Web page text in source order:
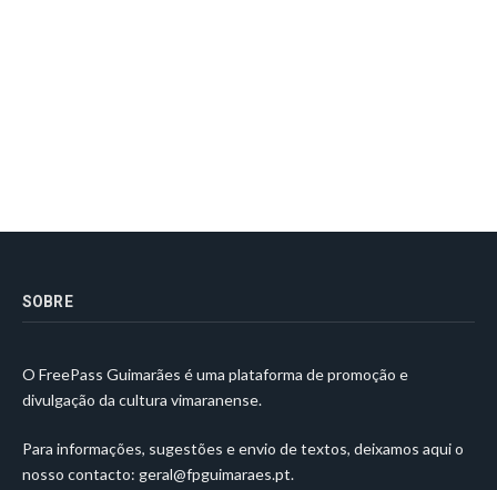
SOBRE
O FreePass Guimarães é uma plataforma de promoção e
divulgação da cultura vimaranense.
Para informações, sugestões e envio de textos, deixamos aqui o
nosso contacto: geral@fpguimaraes.pt.